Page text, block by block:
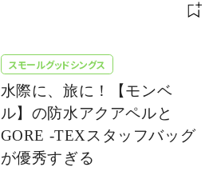
スモールグッドシングス
水際に、旅に！【モンベ
ル】の防水アクアペルと
GORE -TEXスタッフバッグ
が優秀すぎる